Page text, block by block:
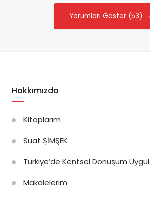
Yorumları Göster (53)
Hakkımızda
Kitaplarım
Suat ŞİMŞEK
Türkiye’de Kentsel Dönüşüm
Makalelerim